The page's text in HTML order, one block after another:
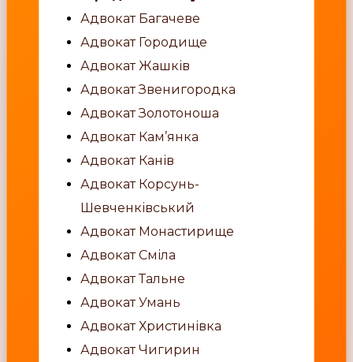
Адвокат Багачеве
Адвокат Городище
Адвокат Жашків
Адвокат Звенигородка
Адвокат Золотоноша
Адвокат Кам’янка
Адвокат Канів
Адвокат Корсунь-
Шевченківський
Адвокат Монастирище
Адвокат Сміла
Адвокат Тальне
Адвокат Умань
Адвокат Христинівка
Адвокат Чигирин